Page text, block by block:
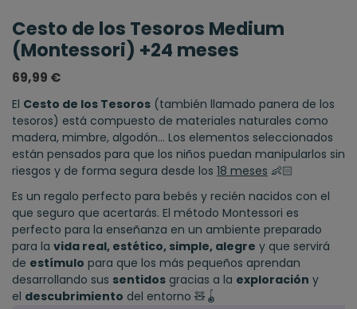
Cesto de los Tesoros Medium
(Montessori) +24 meses
69,99 €
El Cesto de los Tesoros(también llamado panera de los
tesoros) está compuesto de materiales naturales como
madera, mimbre, algodón… Los elementos seleccionados
están pensados para que los niños puedan manipularlos sin
riesgos y de forma segura desde los 18 meses ​👶🏻
Es un regalo perfecto para bebés y recién nacidos con el
que seguro que acertarás. El método Montessori es
perfecto para la enseñanza en un ambiente preparado
para la vida real, estético, simple, alegre y que servirá
de estímulo para que los más pequeños aprendan
desarrollando sus sentidosgracias a la exploración y
el descubrimiento del entorno 🧸​🪀​